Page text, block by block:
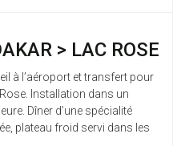
> LAC ROSE
à l’aéroport et transfert pour
Installation dans un
Dîner d’une spécialité
plateau froid servi dans les